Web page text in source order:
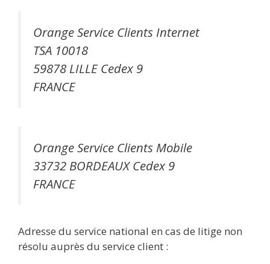
Orange Service Clients Internet
TSA 10018
59878 LILLE Cedex 9
FRANCE
Orange Service Clients Mobile
33732 BORDEAUX Cedex 9
FRANCE
Adresse du service national en cas de litige non
résolu auprès du service client :